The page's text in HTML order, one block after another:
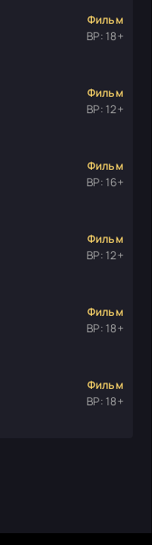
Фильм
ВР: 18+
Фильм
ВР: 12+
Фильм
ВР: 16+
Фильм
ВР: 12+
Фильм
ВР: 18+
Фильм
ВР: 18+